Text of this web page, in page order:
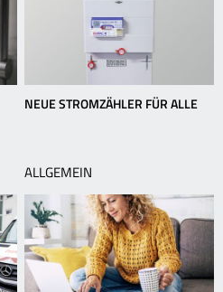
NEUE STROMZÄHLER FÜR ALLE
ALLGEMEIN